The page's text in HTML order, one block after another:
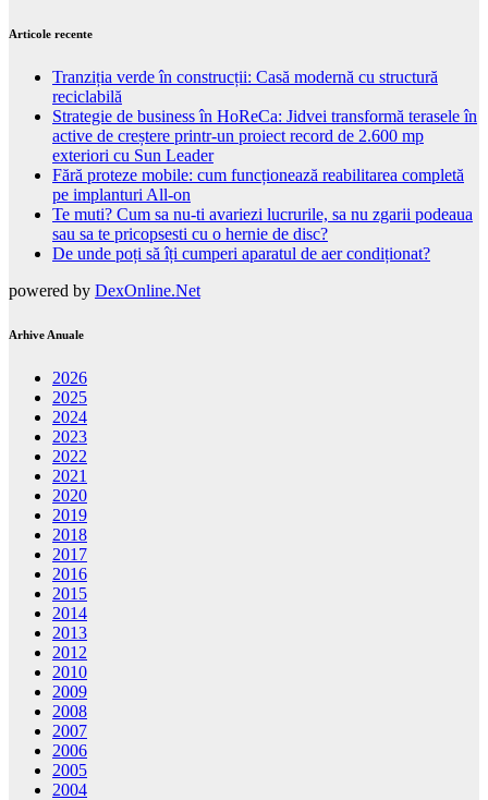
Articole recente
Tranziția verde în construcții: Casă modernă cu structură
reciclabilă
Strategie de business în HoReCa: Jidvei transformă terasele în
active de creștere printr-un proiect record de 2.600 mp
exteriori cu Sun Leader
Fără proteze mobile: cum funcționează reabilitarea completă
pe implanturi All-on
Te muti? Cum sa nu-ti avariezi lucrurile, sa nu zgarii podeaua
sau sa te pricopsesti cu o hernie de disc?
De unde poți să îți cumperi aparatul de aer condiționat?
powered by DexOnline.Net
Arhive Anuale
2026
2025
2024
2023
2022
2021
2020
2019
2018
2017
2016
2015
2014
2013
2012
2010
2009
2008
2007
2006
2005
2004